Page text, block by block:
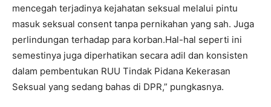
mencegah terjadinya kejahatan seksual melalui pintu
masuk seksual consent tanpa pernikahan yang sah. Juga
perlindungan terhadap para korban.Hal-hal seperti ini
semestinya juga diperhatikan secara adil dan konsisten
dalam pembentukan RUU Tindak Pidana Kekerasan
Seksual yang sedang bahas di DPR,” pungkasnya.